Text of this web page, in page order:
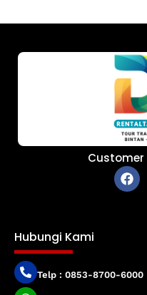
Customer
Hubungi Kami
Telp : 0853-8700-6000